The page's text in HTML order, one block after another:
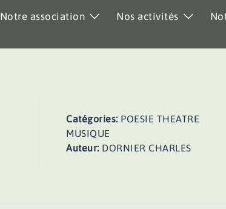
Notre association Nos activités
Catégories: POESIE THEATRE
MUSIQUE
Auteur: DORNIER CHARLES